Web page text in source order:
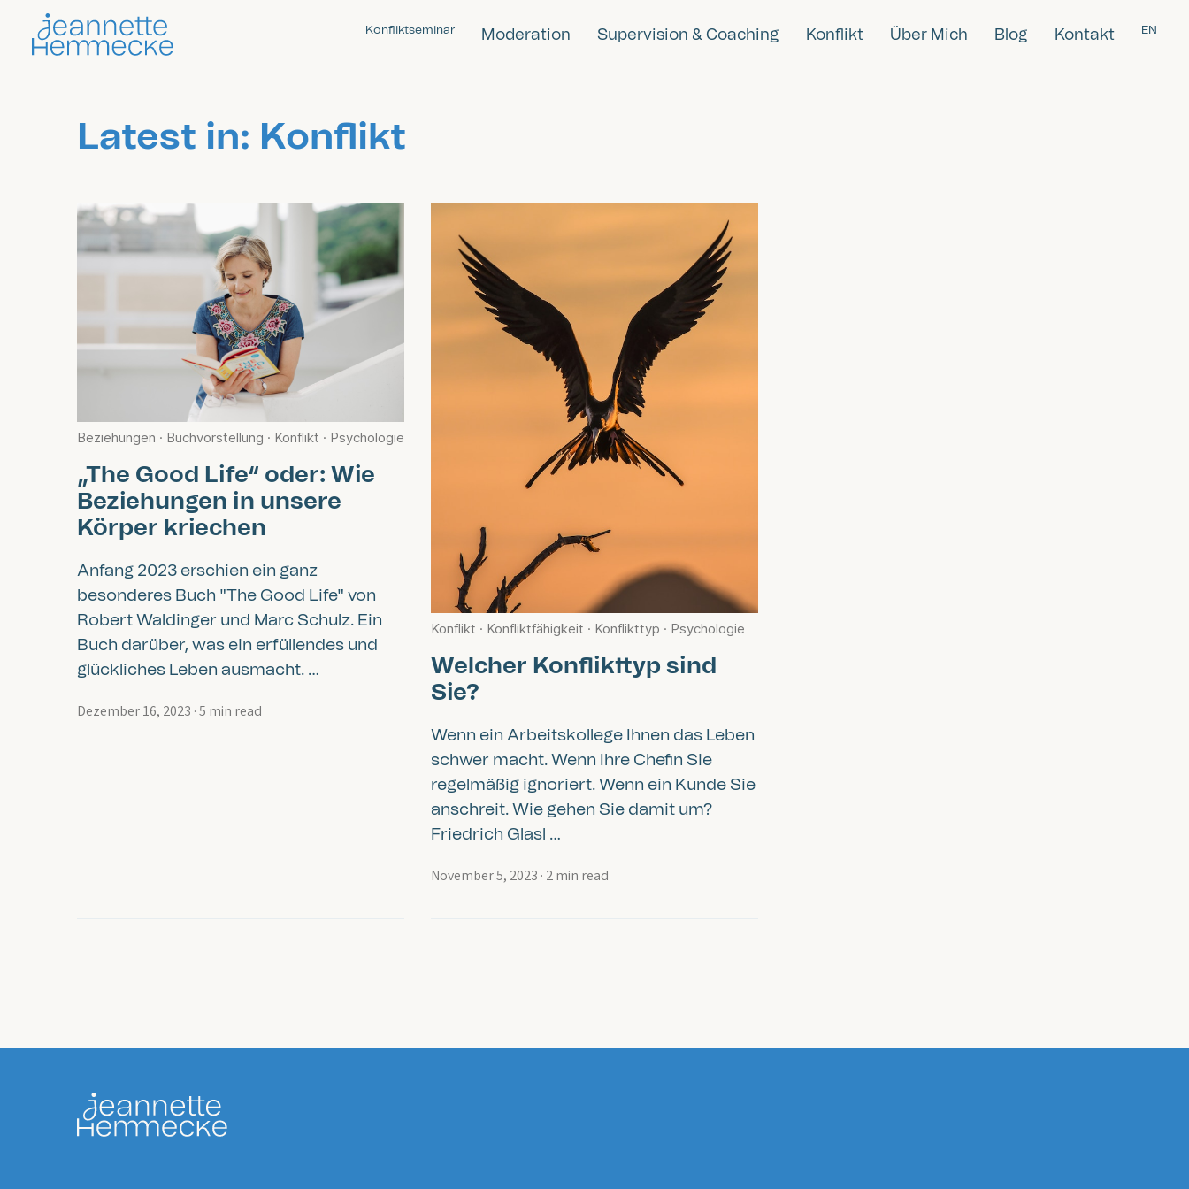
Konfliktseminar Moderation Supervision & Coaching Konflikt Über Mich Blog Kontakt EN
Latest in: Konflikt
Beziehungen · Buchvorstellung · Konflikt · Psychologie
„The Good Life“ oder: Wie
Beziehungen in unsere
Körper kriechen
Anfang 2023 erschien ein ganz
besonderes Buch "The Good Life" von
Robert Waldinger und Marc Schulz. Ein
Buch darüber, was ein erfüllendes und
glückliches Leben ausmacht. …
Dezember 16, 2023 ·5 min read
Konflikt · Konfliktfähigkeit · Konflikttyp · Psychologie
Welcher Konflikttyp sind
Sie?
Wenn ein Arbeitskollege Ihnen das Leben
schwer macht. Wenn Ihre Chefin Sie
regelmäßig ignoriert. Wenn ein Kunde Sie
anschreit. Wie gehen Sie damit um?
Friedrich Glasl …
November 5, 2023 · 2 min read